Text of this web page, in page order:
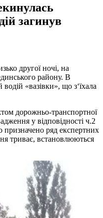
загинув
другої ночі, на
району. В
водій «вазівки», що з‘їхала
дорожньо-транспортної
у відповідності ч.2
призначено ряд експертних
триває, встановлюються